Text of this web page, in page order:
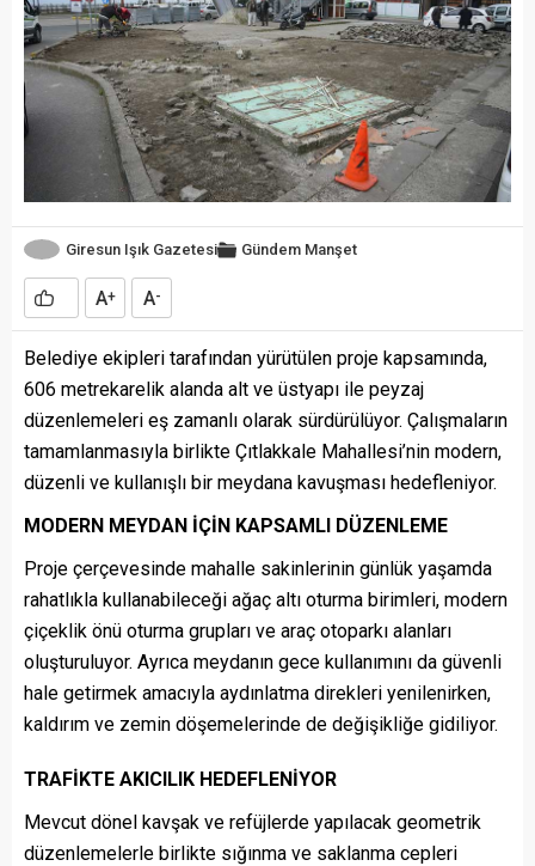
Giresun Işık Gazetesi Gündem Manşet
A+ A-
Belediye ekipleri tarafından yürütülen proje kapsamında,
606 metrekarelik alanda alt ve üstyapı ile peyzaj
düzenlemeleri eş zamanlı olarak sürdürülüyor. Çalışmaların
tamamlanmasıyla birlikte Çıtlakkale Mahallesi’nin modern,
düzenli ve kullanışlı bir meydana kavuşması hedefleniyor.
MODERN MEYDAN İÇİN KAPSAMLI DÜZENLEME
Proje çerçevesinde mahalle sakinlerinin günlük yaşamda
rahatlıkla kullanabileceği ağaç altı oturma birimleri, modern
çiçeklik önü oturma grupları ve araç otoparkı alanları
oluşturuluyor. Ayrıca meydanın gece kullanımını da güvenli
hale getirmek amacıyla aydınlatma direkleri yenilenirken,
kaldırım ve zemin döşemelerinde de değişikliğe gidiliyor.
TRAFİKTE AKICILIK HEDEFLENİYOR
Mevcut dönel kavşak ve refüjlerde yapılacak geometrik
düzenlemelerle birlikte sığınma ve saklanma cepleri